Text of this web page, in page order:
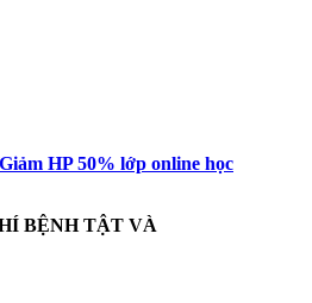
Giảm HP 50% lớp online học
BỆNH TẬT VÀ